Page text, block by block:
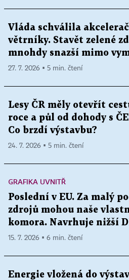
Vláda schválila
větrníky. Stavět zelené
mnohdy snazší mimo
27. 7. 2026 ▪ 5 min. čtení
Lesy ČR měly otevřít
roce a půl od dohody s
Co brzdí výstavbu?
24. 7. 2026 ▪ 5 min. čtení
GRAFIKA UVNITŘ
Poslední v EU. Za malý
zdrojů mohou naše
komora. Navrhuje nižší
15. 7. 2026 ▪ 6 min. čtení
Energie vložená do